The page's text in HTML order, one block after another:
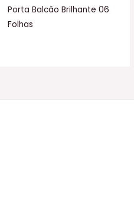
Porta Balcão Brilhante 06
Folhas